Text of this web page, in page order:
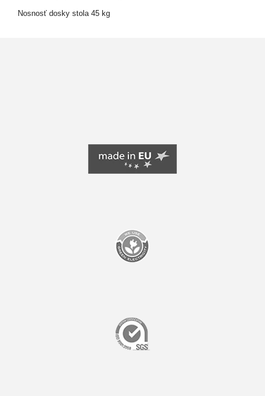
Nosnosť dosky stola 45 kg